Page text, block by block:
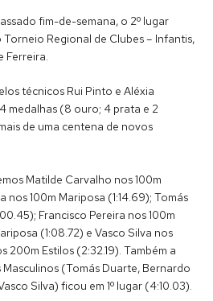
fim-de-semana, o 2º lugar
Regional de Clubes – Infantis,
Ferreira.
técnicos Rui Pinto e Aléxia
medalhas (8 ouro; 4 prata e 2
de uma centena de novos
Matilde Carvalho nos 100m
nos 100m Mariposa (1:14.69); Tomás
Francisco Pereira nos 100m
(1:08.72) e Vasco Silva nos
200m Estilos (2:32.19). Também a
(Tomás Duarte, Bernardo
Silva) ficou em 1º lugar (4:10.03).